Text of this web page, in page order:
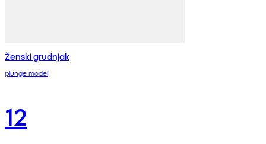
Ženski grudnjak
plunge model
12